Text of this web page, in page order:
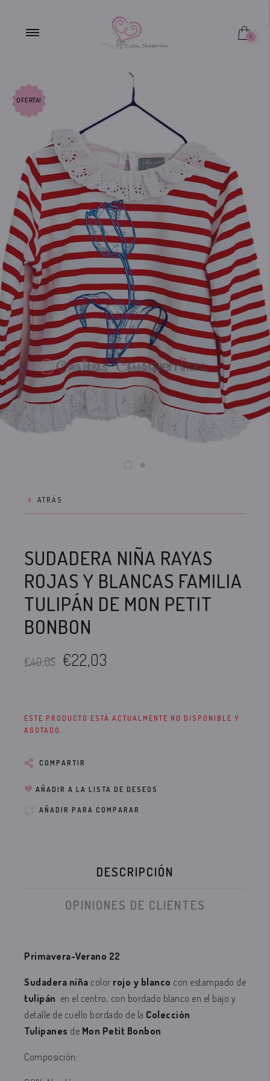
0
OFERTA!
ATRÁS
SUDADERA NIÑA RAYAS
ROJAS Y BLANCAS FAMILIA
TULIPÁN DE MON PETIT
BONBON
€40,05 €22,03
ESTE PRODUCTO ESTÁ ACTUALMENTE NO DISPONIBLE Y
AGOTADO.
COMPARTIR
AÑADIR A LA LISTA DE DESEOS
AÑADIR PARA COMPARAR
DESCRIPCIÓN
OPINIONES DE CLIENTES
Primavera-Verano 22
Sudadera niña color rojo y blanco con estampado de
tulipán en el centro, con bordado blanco en el bajo y
detalle de cuello bordado de la Colección
Tulipanes de Mon Petit Bonbon
Composición: